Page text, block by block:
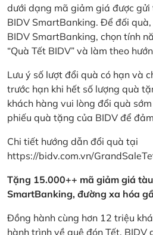
dưới dạng mã giảm giá được
BIDV SmartBanking. Để đối
BIDV SmartBanking, chọn tính
“Quà Tết BIDV” và làm theo
Lưu ý số lượt đổi quà có hạn và
trước hạn khi hết số lượng quà
khách hàng vui lòng đổi quà
phiếu quà tặng của BIDV để
Chi tiết hướng dẫn đổi quà tại
https://bidv.com.vn/
Tặng 15.000++ mã giảm giá
SmartBanking, đường xa hóa
Đồng hành cùng hơn 12 triệu
hành trình về quê đón Tết, BIDV